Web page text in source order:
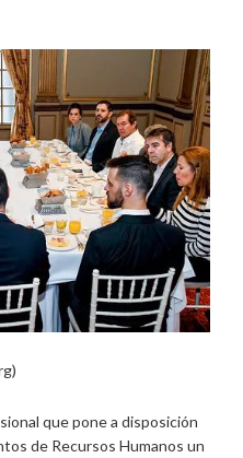
que pone a disposición
de Recursos Humanos un